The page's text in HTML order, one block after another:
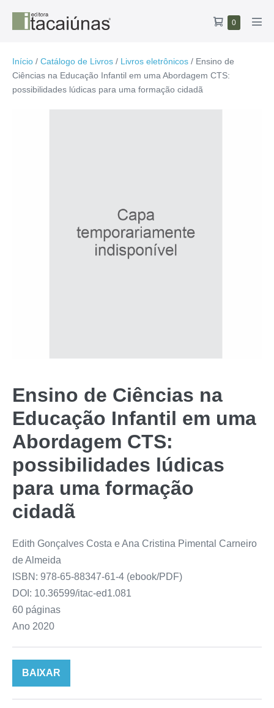
conteúdo
Carrinho
0Itens
Início / Catálogo de Livros / Livros eletrônicos / Ensino de
Ciências na Educação Infantil em uma Abordagem CTS:
possibilidades lúdicas para uma formação cidadã
Ensino de Ciências na
Educação Infantil em uma
Abordagem CTS:
possibilidades lúdicas
para uma formação
cidadã
Edith Gonçalves Costa e Ana Cristina Pimental Carneiro
de Almeida
ISBN: 978-65-88347-61-4 (ebook/PDF)
DOI: 10.36599/itac-ed1.081
60 páginas
Ano 2020
BAIXAR